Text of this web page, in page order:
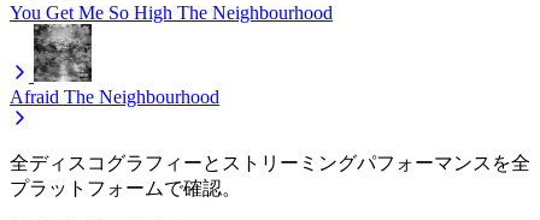
You Get Me So High The Neighbourhood
Afraid The Neighbourhood
全ディスコグラフィーとストリーミングパフォーマンスを全
プラットフォームで確認。